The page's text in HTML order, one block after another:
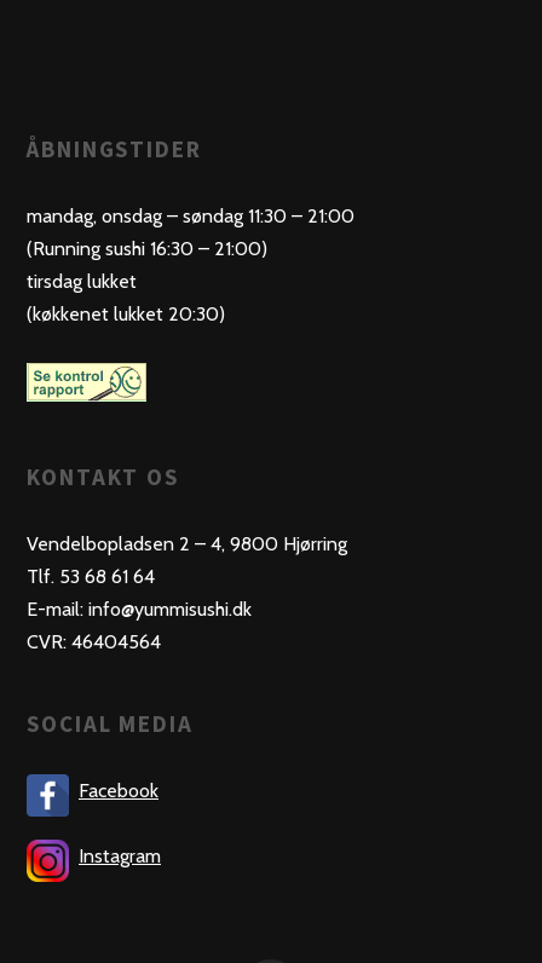
ÅBNINGSTIDER
mandag, onsdag – søndag 11:30 – 21:00
(Running sushi 16:30 – 21:00)
tirsdag lukket
(køkkenet lukket 20:30)
KONTAKT OS
Vendelbopladsen 2 – 4, 9800 Hjørring
Tlf. 53 68 61 64
E-mail: info@yummisushi.dk
CVR: 46404564
SOCIAL MEDIA
Facebook
Instagram